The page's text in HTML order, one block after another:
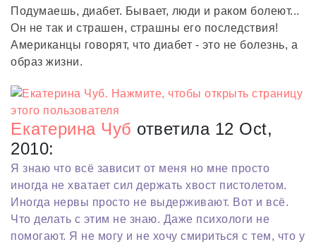
Подумаешь, диабет. Бывает, люди и раком болеют...
Он не так и страшен, страшны его последствия!
Американцы говорят, что диабет - это не болезнь, а
образ жизни.
Екатерина Чуб ответила 12 Oct,
2010:
Я знаю что всё зависит от меня но мне просто
иногда не хватает сил держать хвост пистолетом.
Иногда нервы просто не выдерживают. Вот и всё.
Что делать с этим не знаю. Даже психологи не
помогают. Я не могу и не хочу смириться с тем, что у